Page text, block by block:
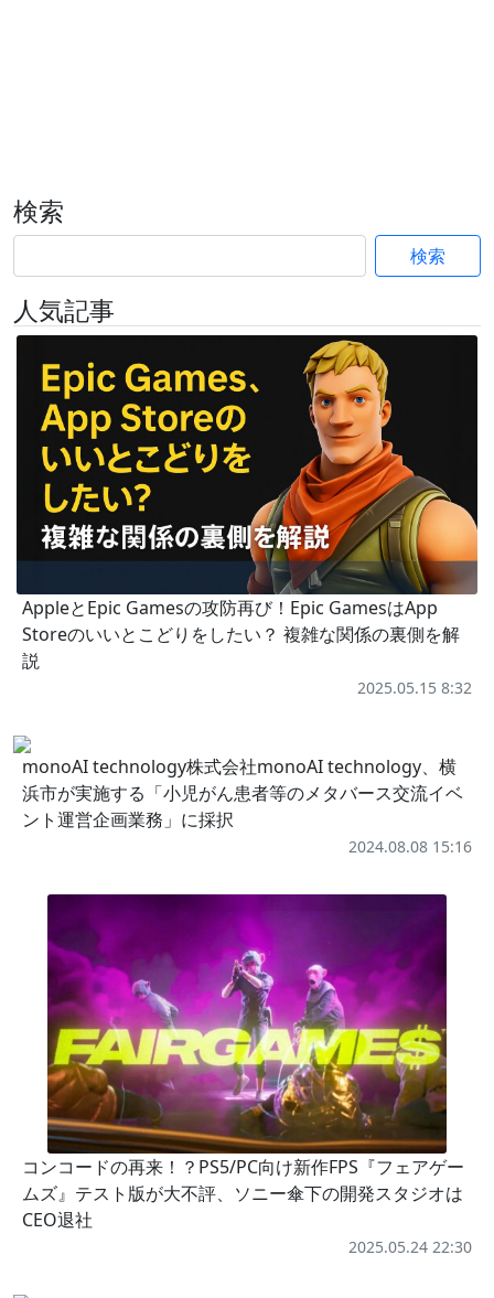
検索
検索
人気記事
AppleとEpic Gamesの攻防再び！Epic GamesはApp
Storeのいいとこどりをしたい？ 複雑な関係の裏側を解
説
2025.05.15 8:32
monoAI technology株式会社monoAI technology、横
浜市が実施する「小児がん患者等のメタバース交流イベ
ント運営企画業務」に採択
2024.08.08 15:16
コンコードの再来！？PS5/PC向け新作FPS『フェアゲー
ムズ』テスト版が大不評、ソニー傘下の開発スタジオは
CEO退社
2025.05.24 22:30